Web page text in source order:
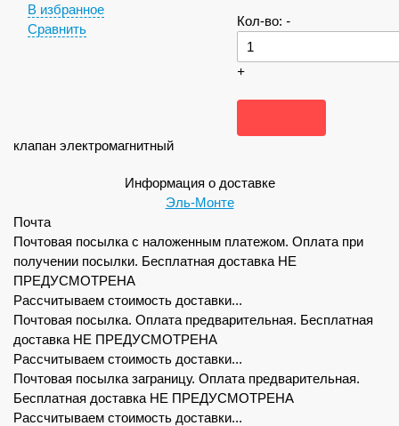
В избранное
Сравнить
Кол-во: -
+
клапан электромагнитный
Информация о доставке
Эль-Монте
Почта
Почтовая посылка с наложенным платежом. Оплата при
получении посылки. Бесплатная доставка НЕ
ПРЕДУСМОТРЕНА
Рассчитываем стоимость доставки...
Почтовая посылка. Оплата предварительная. Бесплатная
доставка НЕ ПРЕДУСМОТРЕНА
Рассчитываем стоимость доставки...
Почтовая посылка заграницу. Оплата предварительная.
Бесплатная доставка НЕ ПРЕДУСМОТРЕНА
Рассчитываем стоимость доставки...